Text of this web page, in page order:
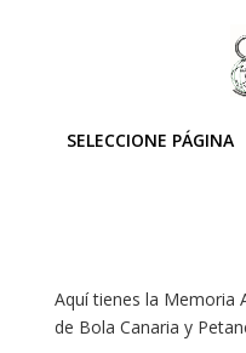
SELECCIONE PÁGINA
Aquí tienes la Memoria
de Bola Canaria y